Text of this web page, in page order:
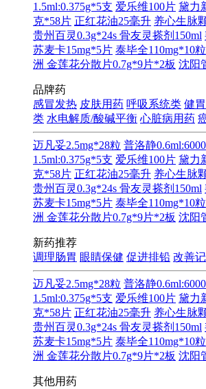
1.5ml:0.375g*5支 爱乐维100片 黛力
克*58片 正红花油25毫升 养心生脉
贵州百灵0.3g*24s 骨友灵搽剂150ml
苏麦卡15mg*5片 泰毕全110mg*10粒
洲 金莲花分散片0.7g*9片*2板 沈阳
品牌药
感冒发热 皮肤用药 呼吸系统类 健
类 水电解质/酸碱平衡 心脏病用药
迈凡妥2.5mg*28粒 普洛静
1.5ml:0.375g*5支 爱乐维100片 黛力
克*58片 正红花油25毫升 养心生脉
贵州百灵0.3g*24s 骨友灵搽剂150ml
苏麦卡15mg*5片 泰毕全110mg*10粒
洲 金莲花分散片0.7g*9片*2板 沈阳
新药推荐
调理肠胃 眼睛保健 促进排铅 改善
迈凡妥2.5mg*28粒 普洛静
1.5ml:0.375g*5支 爱乐维100片 黛力
克*58片 正红花油25毫升 养心生脉
贵州百灵0.3g*24s 骨友灵搽剂150ml
苏麦卡15mg*5片 泰毕全110mg*10粒
洲 金莲花分散片0.7g*9片*2板 沈阳
其他用药